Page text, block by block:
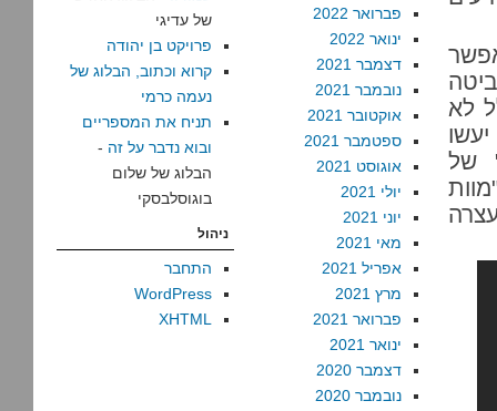
לא
של
פברואר 2022
ינואר 2022
דצמבר 2021
נובמבר 2021
אוקטובר 2021
ספטמבר 2021
אוגוסט 2021
יולי 2021
יוני 2021
מאי 2021
אפריל 2021
מרץ 2021
פברואר 2021
ינואר 2021
דצמבר 2020
נובמבר 2020
של עדיגי
פרויקט בן יהודה
קרוא וכתוב, הבלוג של
נעמה כרמי
תניח את המספריים
ובוא נדבר על זה -
הבלוג של שלום
בוגוסלבסקי
ניהול
התחבר
WordPress
XHTML